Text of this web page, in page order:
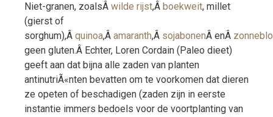
Niet-granen, zoalsÂ wilde rijst,Â boekweit, millet
(gierst of
sorghum),Â quinoa,Â amaranth,Â sojabonenÂ enÂ
geen gluten.Â Echter, Loren Cordain (Paleo dieet)
geeft aan dat bijna alle zaden van planten
antinutriÃ«nten bevatten om te voorkomen dat dieren
ze opeten of beschadigen (zaden zijn in eerste
instantie immers bedoels voor de voortplanting van